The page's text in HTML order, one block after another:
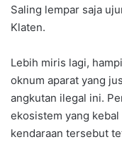
Saling lempar saja
Klaten.
Lebih miris lagi,
oknum aparat yang
angkutan ilegal ini.
ekosistem yang
kendaraan tersebut